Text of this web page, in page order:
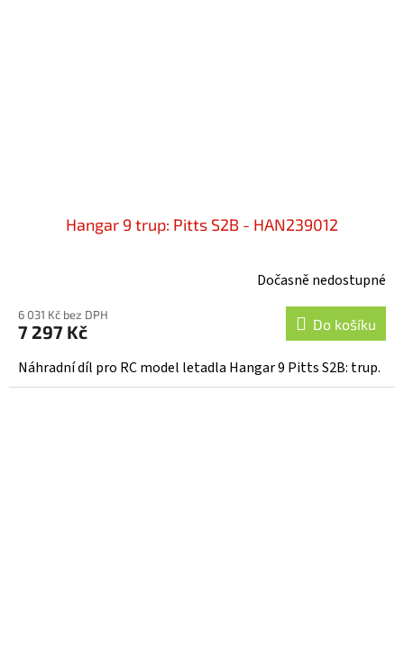
Hangar 9 trup: Pitts S2B - HAN239012
Dočasně nedostupné
6 031 Kč bez DPH
7 297 Kč Do košíku
Náhradní díl pro RC model letadla Hangar 9 Pitts S2B: trup.